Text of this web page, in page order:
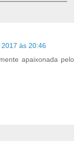
às 20:46
apaixonada pelo